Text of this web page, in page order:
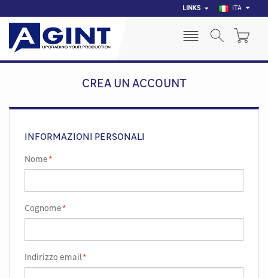
ITA
LINKS
CREA UN ACCOUNT
INFORMAZIONI PERSONALI
*
Nome
*
Cognome
*
Indirizzo email